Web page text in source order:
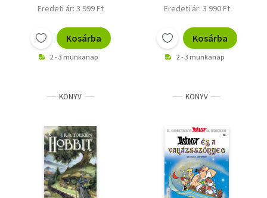
Eredeti ár: 3 999 Ft
Kosárba
2 - 3 munkanap
Eredeti ár: 3 990 Ft
Kosárba
2 - 3 munkanap
KÖNYV KÖNYV